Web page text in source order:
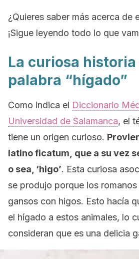
¿Quieres saber más acerca de
¡Sigue leyendo todo lo que
La curiosa historia
palabra “hígado”
Como indica el Diccionario
Universidad de Salamanca, el
tiene un origen curioso.
latinoficatum, que a su vez
o sea, ‘higo’. Esta curiosa
se produjo porque los
gansos con higos. Esto hacía
el hígado a estos animales, lo
consideran que es una delicia